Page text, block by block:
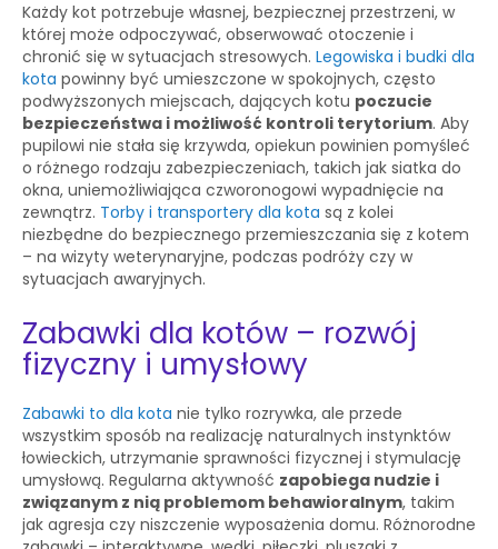
Każdy kot potrzebuje własnej, bezpiecznej przestrzeni, w
której może odpoczywać, obserwować otoczenie i
chronić się w sytuacjach stresowych. Legowiska i budki dla
kota powinny być umieszczone w spokojnych, często
podwyższonych miejscach, dających kotu poczucie
bezpieczeństwa i możliwość kontroli terytorium. Aby
pupilowi nie stała się krzywda, opiekun powinien pomyśleć
o różnego rodzaju zabezpieczeniach, takich jak siatka do
okna, uniemożliwiająca czworonogowi wypadnięcie na
zewnątrz. Torby i transportery dla kota są z kolei
niezbędne do bezpiecznego przemieszczania się z kotem
– na wizyty weterynaryjne, podczas podróży czy w
sytuacjach awaryjnych.
Zabawki dla kotów – rozwój
fizyczny i umysłowy
Zabawki to dla kota nie tylko rozrywka, ale przede
wszystkim sposób na realizację naturalnych instynktów
łowieckich, utrzymanie sprawności fizycznej i stymulację
umysłową. Regularna aktywność zapobiega nudzie i
związanym z nią problemom behawioralnym, takim
jak agresja czy niszczenie wyposażenia domu. Różnorodne